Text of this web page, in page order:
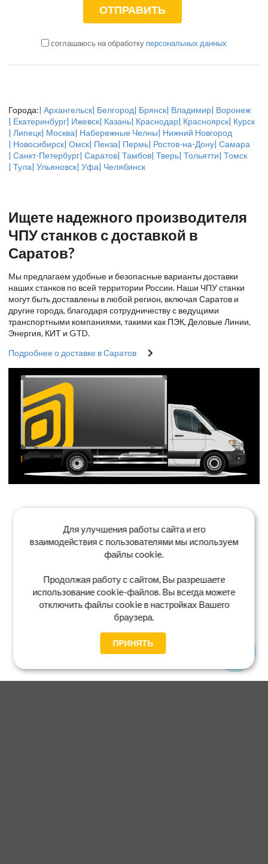
соглашаюсь на обработку персональных данных
Города:| Архангельск| Белгород| Брянск| Владимир| Воронеж
| Екатеринбург| Ижевск| Казань| Краснодар| Красноярск| Курск
| Липецк| Москва| Набережные Челны| Нижний Новгород
| Новосибирск| Омск| Пенза| Пермь| Ростов-на-Дону| Самара
| Санкт-Петербург| Саратов| Тамбов| Тверь| Тольятти| Томск
| Тула| Ульяновск| Уфа| Челябинск
Ищете надежного производителя
ЧПУ станков с доставкой в
Саратов?
Мы предлагаем удобные и безопасные варианты доставки
наших станков по всей территории России. Наши ЧПУ станки
могут быть доставлены в любой регион, включая Саратов и
другие города, благодаря сотрудничеству с ведущими
транспортными компаниями, такими как ПЭК, Деловые Линии,
Энергия, КИТ и GTD.
Подробнее о доставке в Саратов
Для улучшения работы сайта и его
взаимодействия с пользователями мы используем
файлы cookie.
Продолжая работу с сайтом, Вы разрешаете
использование cookie-файлов. Вы всегда можете
отключить файлы cookie в настройках Вашего
браузера.
ПРИНЯТЬ